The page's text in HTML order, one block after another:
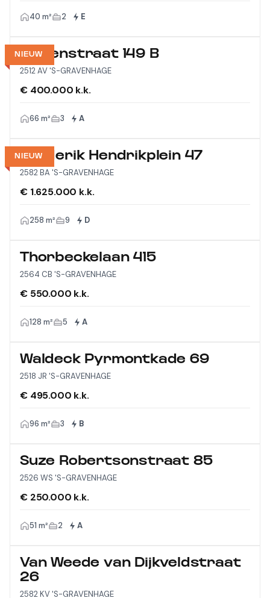
40 m² 2 E
NIEUW
Wagenstraat 149 B
2512 AV 'S-GRAVENHAGE
€ 400.000 k.k.
66 m² 3 A
NIEUW
Frederik Hendrikplein 47
2582 BA 'S-GRAVENHAGE
€ 1.625.000 k.k.
258 m² 9 D
Thorbeckelaan 415
2564 CB 'S-GRAVENHAGE
€ 550.000 k.k.
128 m² 5 A
Waldeck Pyrmontkade 69
2518 JR 'S-GRAVENHAGE
€ 495.000 k.k.
96 m² 3 B
Suze Robertsonstraat 85
2526 WS 'S-GRAVENHAGE
€ 250.000 k.k.
51 m² 2 A
Van Weede van Dijkveldstraat
26
2582 KV 'S-GRAVENHAGE